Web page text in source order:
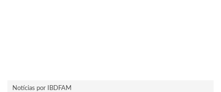
Notícias por IBDFAM